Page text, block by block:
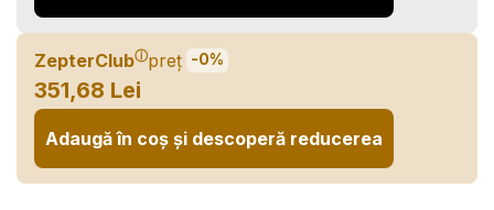
ZepterClubⓘpreț -0%
351,68 Lei
Adaugă în coș și descoperă reducerea